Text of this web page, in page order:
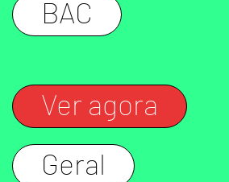
BAC
Ver agora
Geral